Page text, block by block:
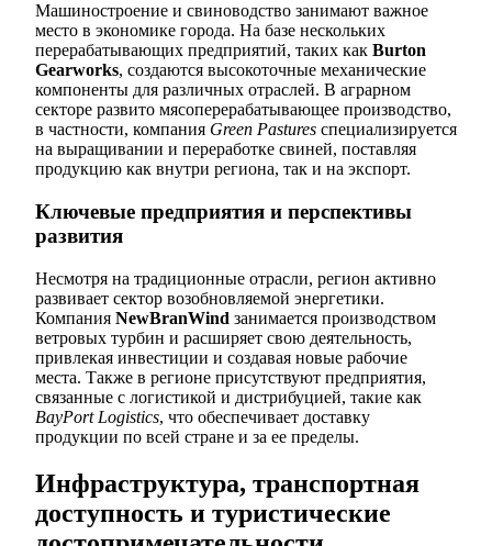
Машиностроение и свиноводство занимают важное
место в экономике города. На базе нескольких
перерабатывающих предприятий, таких как Burton
Gearworks, создаются высокоточные механические
компоненты для различных отраслей. В аграрном
секторе развито мясоперерабатывающее производство,
в частности, компания Green Pastures специализируется
на выращивании и переработке свиней, поставляя
продукцию как внутри региона, так и на экспорт.
Ключевые предприятия и перспективы
развития
Несмотря на традиционные отрасли, регион активно
развивает сектор возобновляемой энергетики.
Компания NewBranWind занимается производством
ветровых турбин и расширяет свою деятельность,
привлекая инвестиции и создавая новые рабочие
места. Также в регионе присутствуют предприятия,
связанные с логистикой и дистрибуцией, такие как
BayPort Logistics, что обеспечивает доставку
продукции по всей стране и за ее пределы.
Инфраструктура, транспортная
доступность и туристические